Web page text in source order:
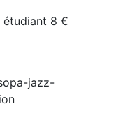
étudiant 8 €
jazz-